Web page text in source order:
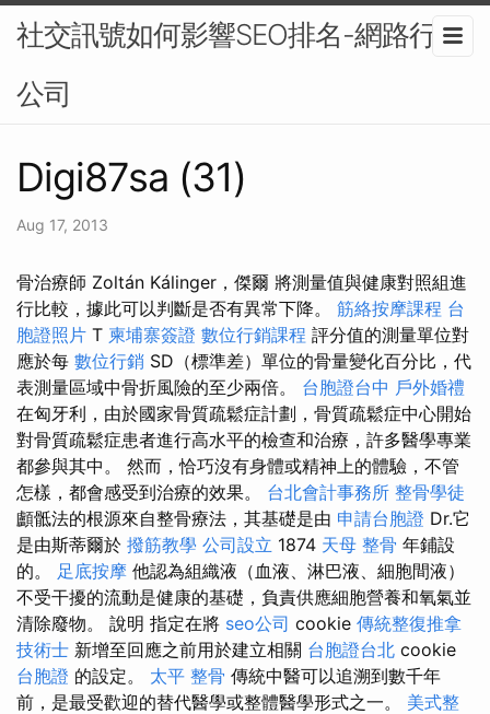
社交訊號如何影響SEO排名-網路行銷
公司
Digi87sa (31)
Aug 17, 2013
骨治療師 Zoltán Kálinger，傑爾 將測量值與健康對照組進
行比較，據此可以判斷是否有異常下降。 筋絡按摩課程 台
胞證照片 T 柬埔寨簽證 數位行銷課程 評分值的測量單位對
應於每 數位行銷 SD（標準差）單位的骨量變化百分比，代
表測量區域中骨折風險的至少兩倍。 台胞證台中 戶外婚禮
在匈牙利，由於國家骨質疏鬆症計劃，骨質疏鬆症中心開始
對骨質疏鬆症患者進行高水平的檢查和治療，許多醫學專業
都參與其中。 然而，恰巧沒有身體或精神上的體驗，不管
怎樣，都會感受到治療的效果。 台北會計事務所 整骨學徒
顱骶法的根源來自整骨療法，其基礎是由 申請台胞證 Dr.它
是由斯蒂爾於 撥筋教學 公司設立 1874 天母 整骨 年鋪設
的。 足底按摩 他認為組織液（血液、淋巴液、細胞間液）
不受干擾的流動是健康的基礎，負責供應細胞營養和氧氣並
清除廢物。 說明 指定在將 seo公司 cookie 傳統整復推拿
技術士 新增至回應之前用於建立相關 台胞證台北 cookie
台胞證 的設定。 太平 整骨 傳統中醫可以追溯到數千年
前，是最受歡迎的替代醫學或整體醫學形式之一。 美式整